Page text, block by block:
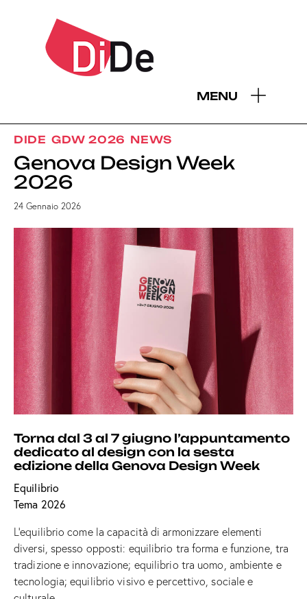
MENU
DIDE GDW 2026 NEWS
Genova Design Week
2026
24 Gennaio 2026
Torna dal 3 al 7 giugno l’appuntamento
dedicato al design con la sesta
edizione della Genova Design Week
Equilibrio
Tema 2026
L’equilibrio come la capacità di armonizzare elementi
diversi, spesso opposti: equilibrio tra forma e funzione, tra
tradizione e innovazione; equilibrio tra uomo, ambiente e
tecnologia; equilibrio visivo e percettivo, sociale e